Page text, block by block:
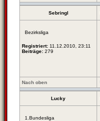
Sebringl
Bezirksliga
Registriert: 11.12.2010, 23:11
Beiträge: 279
Nach oben
Lucky
1.Bundesliga